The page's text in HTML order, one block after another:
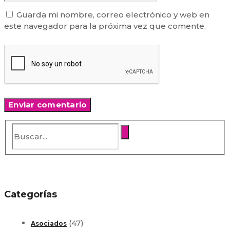
Guarda mi nombre, correo electrónico y web en
este navegador para la próxima vez que comente.
Categorías
Asociados (47)